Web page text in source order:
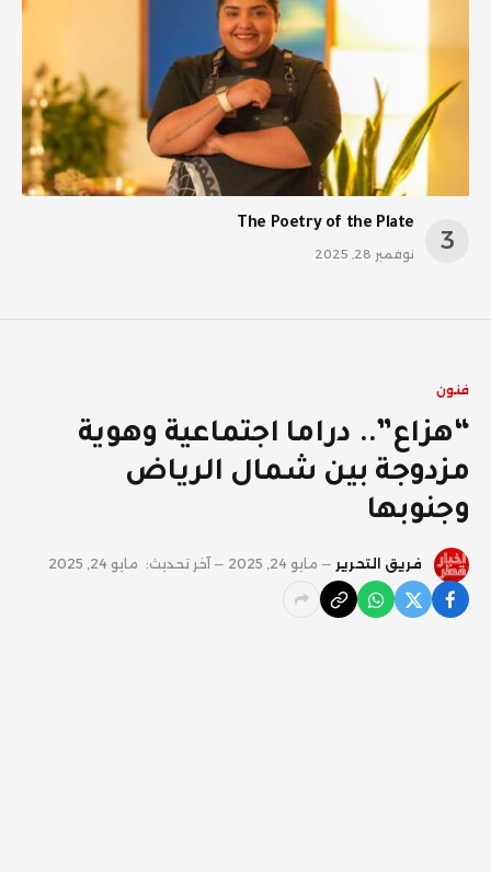
The Poetry of the Plate
نوفمبر 28, 2025
فنون
“هزاع”.. دراما اجتماعية وهوية
مزدوجة بين شمال الرياض
وجنوبها
فريق التحرير مايو 24, 2025 آخر تحديث: مايو 24, 2025